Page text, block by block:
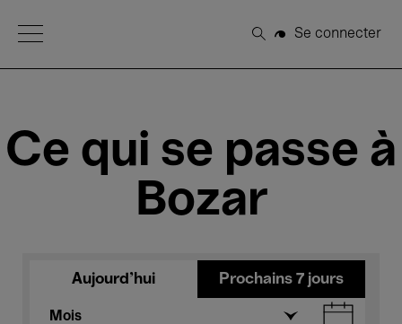
Open Menu
Rechercher
Se connecter
Ce qui se passe à
Bozar
Aujourd'hui Prochains 7 jours
Mois